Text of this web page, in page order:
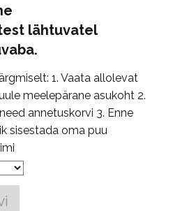
lähtuvatel
1. Vaata allolevat
meelepärane asukoht 2.
annetuskorvi 3. Enne
sisestada oma puu